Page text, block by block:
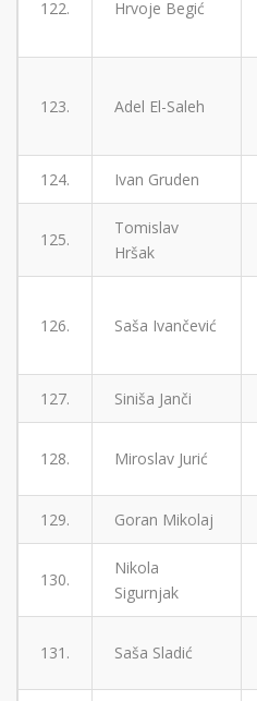
122. Hrvoje Begić
123. Adel El-Saleh
124. Ivan Gruden
125.
Tomislav
Hršak
126. Saša Ivančević
127. Siniša Janči
128. Miroslav Jurić
129. Goran Mikolaj
130.
Nikola
Sigurnjak
131. Saša Sladić